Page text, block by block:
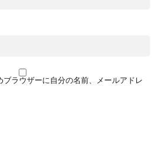
ラウザーに自分の名前、メールアドレ